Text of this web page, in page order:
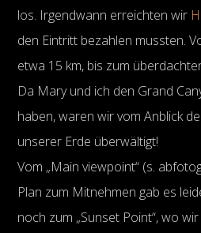
los. Irgendwann erreichten wir
den Eintritt bezahlen mussten.
etwa 15 km, bis zum
Da Mary und ich den Grand
haben, waren wir vom Anblick
unserer Erde überwältigt!
Vom „Main viewpoint“ (s.
Plan zum Mitnehmen gab es
noch zum „Sunset Point“, wo